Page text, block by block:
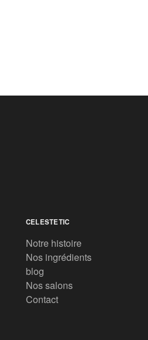
CELESTETIC
Notre histoire
Nos ingrédients
blog
Nos salons
Contact